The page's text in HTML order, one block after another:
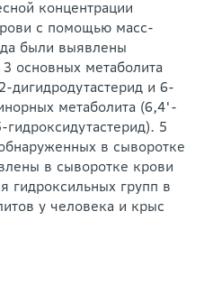
концентрации
с помощью масс-
были выявлены
основных метаболита
дигидродутастерид и 6-
метаболита (6,4'-
5
в сыворотке
в сыворотке крови
гидроксильных групп в
у человека и крыс